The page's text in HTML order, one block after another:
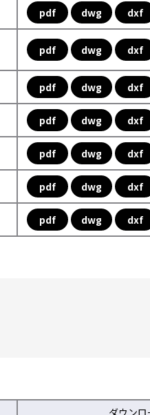
pdf dwg dxf
pdf dwg dxf
pdf dwg dxf
pdf dwg dxf
pdf dwg dxf
pdf dwg dxf
pdf dwg dxf
ダウンロ